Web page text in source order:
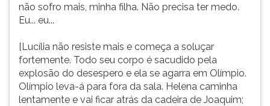
não sofro mais, minha filha. Não precisa ter medo.
Eu... eu...
[Lucília não resiste mais e começa a soluçar
fortemente. Todo seu corpo é sacudido pela
explosão do desespero e ela se agarra em Olímpio.
Olímpio leva-á para fora da sala. Helena caminha
lentamente e vai ficar atrás da cadeira de Joaquim;